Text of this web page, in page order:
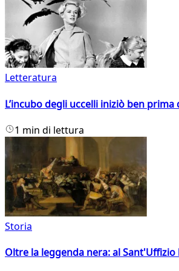
Letteratura
L’incubo degli uccelli iniziò ben prima
1 min di lettura
Storia
Oltre la leggenda nera: al Sant'Uffizio